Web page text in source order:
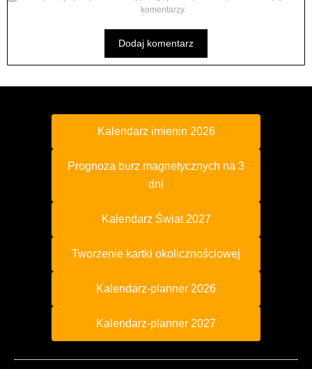
komentarzy.
Kalendarz imienin 2026
Prognoza burz magnetycznych na 3
dni
Kalendarz Świat 2027
Tworzenie kartki okolicznościowej
Kalendarz-planner 2026
Kalendarz-planner 2027